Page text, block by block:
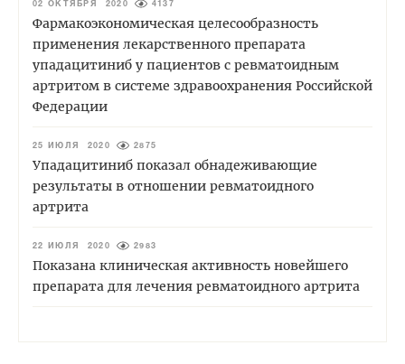
02 ОКТЯБРЯ 2020 4137
Фармакоэкономическая целесообразность
применения лекарственного препарата
упадацитиниб у пациентов с ревматоидным
артритом в системе здравоохранения Российской
Федерации
25 ИЮЛЯ 2020 2875
Упадацитиниб показал обнадеживающие
результаты в отношении ревматоидного
артрита
22 ИЮЛЯ 2020 2983
Показана клиническая активность новейшего
препарата для лечения ревматоидного артрита